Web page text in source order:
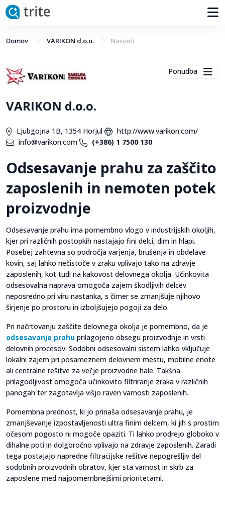
Domov VARIKON d.o.o. Nasveti
Ponudba
VARIKON d.o.o.
Ljubgojna 1B, 1354 Horjul
http://www.varikon.com/
info@varikon.com
(+386) 1 7500 130
Odsesavanje prahu za zaščito
zaposlenih in nemoten potek
proizvodnje
Odsesavanje prahu ima pomembno vlogo v industrijskih okoljih,
kjer pri različnih postopkih nastajajo fini delci, dim in hlapi.
Posebej zahtevna so področja varjenja, brušenja in obdelave
kovin, saj lahko nečistoče v zraku vplivajo tako na zdravje
zaposlenih, kot tudi na kakovost delovnega okolja. Učinkovita
odsesovalna naprava omogoča zajem škodljivih delcev
neposredno pri viru nastanka, s čimer se zmanjšuje njihovo
širjenje po prostoru in izboljšujejo pogoji za delo.
Pri načrtovanju zaščite delovnega okolja je pomembno, da je
odsesavanje prahu prilagojeno obsegu proizvodnje in vrsti
delovnih procesov. Sodobni odsesovalni sistem lahko vključuje
lokalni zajem pri posameznem delovnem mestu, mobilne enote
ali centralne rešitve za večje proizvodne hale. Takšna
prilagodljivost omogoča učinkovito filtriranje zraka v različnih
panogah ter zagotavlja višjo raven varnosti zaposlenih.
Pomembna prednost, ki jo prinaša odsesavanje prahu, je
zmanjševanje izpostavljenosti ultra finim delcem, ki jih s prostim
očesom pogosto ni mogoče opaziti. Ti lahko prodrejo globoko v
dihalne poti in dolgoročno vplivajo na zdravje zaposlenih. Zaradi
tega postajajo napredne filtracijske rešitve nepogrešljiv del
sodobnih proizvodnih obratov, kjer sta varnost in skrb za
zaposlene med najpomembnejšimi prioritetami.